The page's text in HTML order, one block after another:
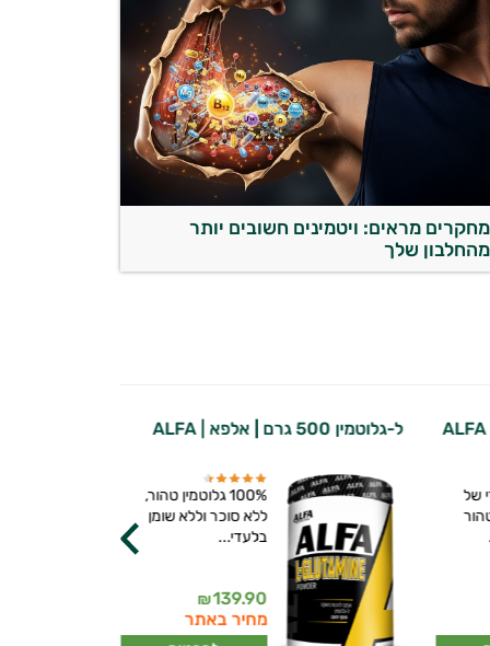
מחקרים מראים: ויטמינים חשובים יותר
מהחלבון שלך
של
ל-גלוטמין 500 גרם | אלפא | ALFA
100% גלוטמין טהור,
ללא סוכר וללא שומן
בלעדי...
139.90
₪
מחיר באתר